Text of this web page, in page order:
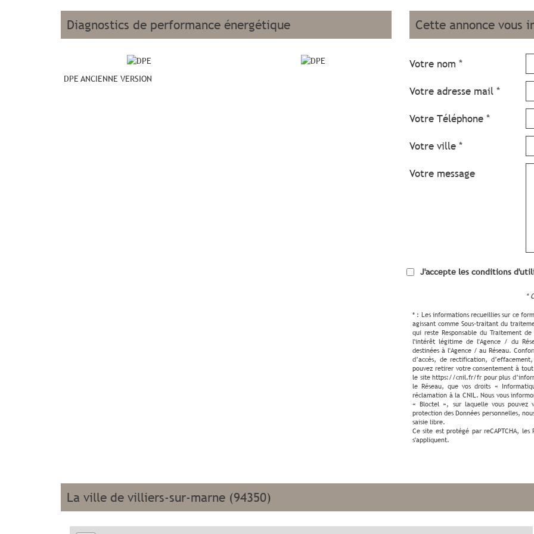
diagnostics de performance énergétique
DPE ANCIENNE VERSION
cette annonce vous
Votre nom *
Votre adresse mail *
Votre Téléphone *
Votre ville *
Votre message
J'accepte les conditions
*
* : Les informations recueillies sur ce
agissant comme Sous-traitant du
qui reste Responsable du Traitement
l'intérêt légitime de l'Agence / du
destinées à l'Agence / au Réseau.
d’accès, de rectification,
pouvez retirer votre consentement à
le site https://cnil.fr/fr pour plus
le Réseau, que vos droits «
réclamation à la CNIL. Nous vous
« Bloctel », sur laquelle vous pouvez
protection des Données personnelles,
saisie libre.
Ce site est protégé par reCAPTCHA, les
s'appliquent.
la ville de villiers-sur-marne (94350)